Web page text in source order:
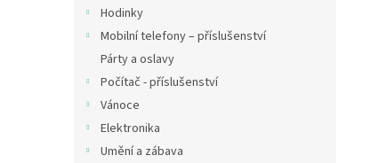
Hodinky
Mobilní telefony – příslušenství
Párty a oslavy
Počítač - příslušenství
Vánoce
Elektronika
Umění a zábava